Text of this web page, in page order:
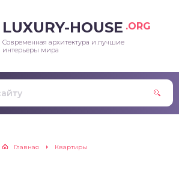
LUXURY-HOUSE .ORG
Современная архитектура и лучшие
интерьеры мира
Главная Квартиры